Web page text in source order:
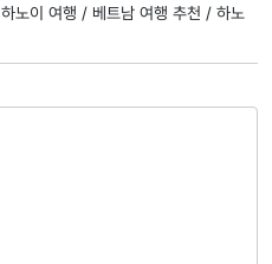
하노이 여행 / 베트남 여행 추천 / 하노